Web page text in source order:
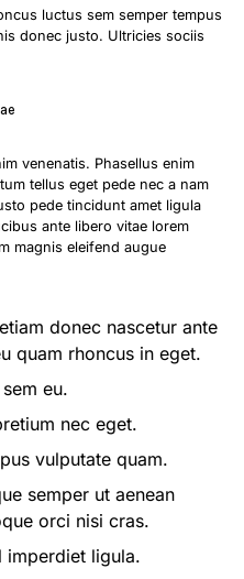
luctus sem semper tempus
donec justo. Ultricies sociis
venenatis. Phasellus enim
tellus eget pede nec a nam
pede tincidunt amet ligula
ante libero vitae lorem
magnis eleifend augue
donec nascetur ante
quam rhoncus in eget.
eu.
nec eget.
vulputate quam.
semper ut aenean
orci nisi cras.
imperdiet ligula.